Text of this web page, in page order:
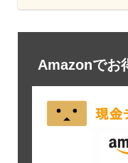
Amazonでお